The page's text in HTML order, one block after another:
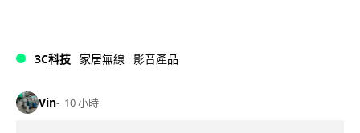
3C科技 家居無線 影音產品
Vin 10 小時